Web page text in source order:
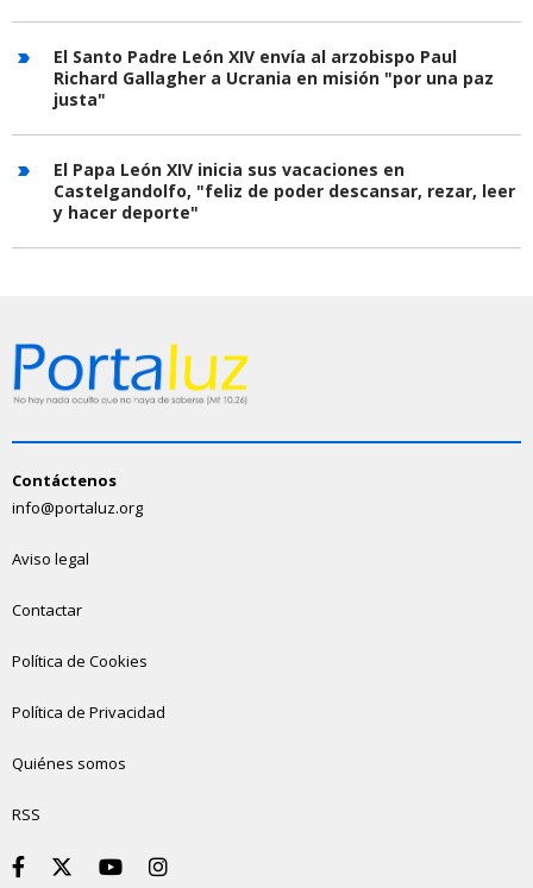
El Santo Padre León XIV envía al arzobispo Paul
Richard Gallagher a Ucrania en misión "por una paz
justa"
El Papa León XIV inicia sus vacaciones en
Castelgandolfo, "feliz de poder descansar, rezar, leer
y hacer deporte"
Contáctenos
info@portaluz.org
Aviso legal
Contactar
Política de Cookies
Política de Privacidad
Quiénes somos
RSS